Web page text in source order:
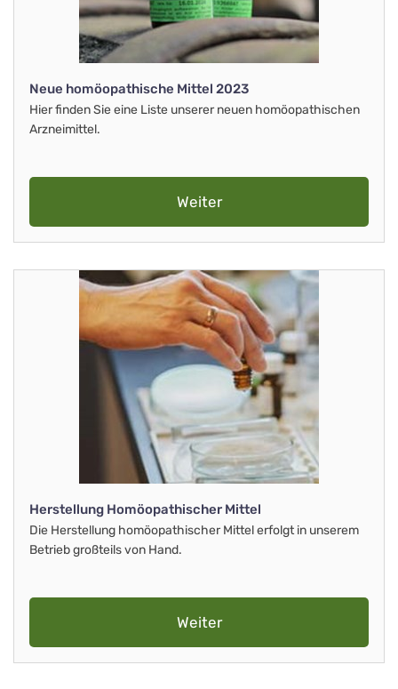
Neue homöopathische Mittel 2023
Hier finden Sie eine Liste unserer neuen homöopathischen
Arzneimittel.
Weiter
Herstellung Homöopathischer Mittel
Die Herstellung homöopathischer Mittel erfolgt in unserem
Betrieb großteils von Hand.
Weiter